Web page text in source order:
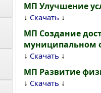
МП Улучшение
↓ Скачать ↓
МП Создание
муниципальном
↓ Скачать ↓
МП Развитие
↓ Скачать ↓